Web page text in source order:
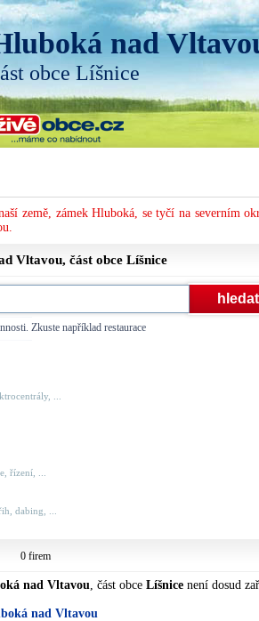
nad
obce Líšnice
země, zámek Hluboká, se tyčí na severním
Vltavou, část obce Líšnice
Zkuste například restaurace
...
řízení, ...
dabing, ...
0 firem
nad Vltavou, část obce Líšnice není dosud
nad Vltavou